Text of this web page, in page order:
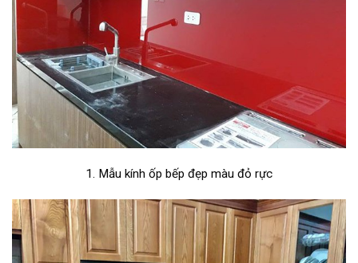
1. Mẫu kính ốp bếp đẹp màu đỏ rực